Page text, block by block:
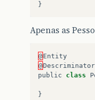
}
Apenas as
@Entity
@
public
class
}